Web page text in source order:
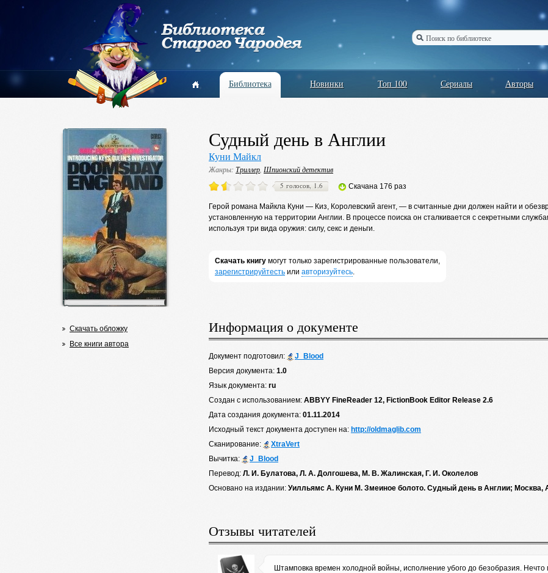
Библиотека Новинки Топ 100 Сериалы Авторы
Скачать обложку
Все книги автора
Судный день в Англии
Куни Майкл
Жанры: Триллер Шпионский детектив
5 голосов, 1.6 Скачана 176 раз
Герой романа Майкла Куни — Киз, Королевский агент, — в считанные дни должен найти и
установленную на территории Англии. В процессе поиска он сталкивается с секретными
используя три вида оружия: силу, секс и деньги.
Скачать книгу могут только зарегистрированные пользователи,
зарегистрируйтесть или авторизуйтесь.
Информация о документе
Документ подготовил:
J_Blood
Версия документа: 1.0
Язык документа: ru
Создан с использованием: ABBYY FineReader 12, FictionBook Editor Release 2.6
Дата создания документа: 01.11.2014
Исходный текст документа доступен на: http://oldmaglib.com
Сканирование:
XtraVert
Вычитка:
J_Blood
Перевод: Л. И. Булатова, Л. А. Долгошева, М. В. Жалинская, Г. И. Околелов
Основано на издании: Уилльямс А. Куни М. Змеиное болото. Судный день в Англии; Москва,
Отзывы читателей
Штамповка времен холодной войны, исполнение убого до безобразия. Нечто